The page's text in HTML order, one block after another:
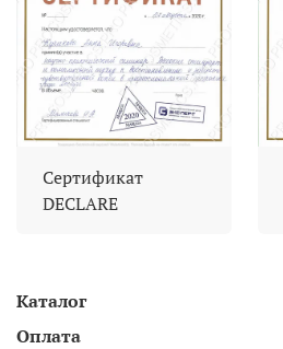
Сертификат
DECLARE
Каталог
Оплата